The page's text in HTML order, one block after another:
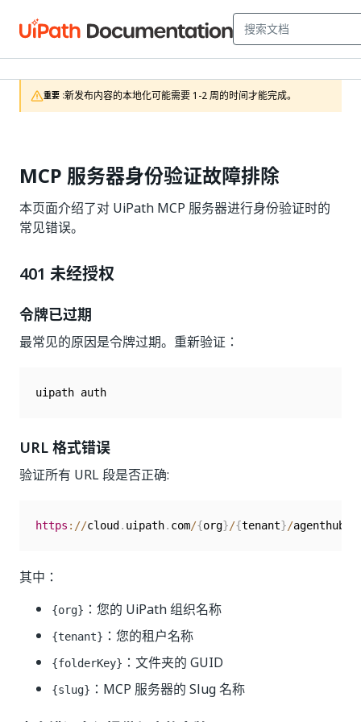
重要 :新发布内容的本地化可能需要 1-2 周的时间才能完成。
MCP 服务器身份验证故障排除
本页面介绍了对 UiPath MCP 服务器进行身份验证时的
常见错误。
401 未经授权
令牌已过期
最常见的原因是令牌过期。重新验证：
URL 格式错误
验证所有 URL 段是否正确:
https : //cloud . uipath. com/{org}/{tenant}/agenthub_
其中：
{org} ：您的 UiPath 组织名称
{tenant} ：您的租户名称
{folderKey} ：文件夹的 GUID
{slug} ：MCP 服务器的 Slug 名称